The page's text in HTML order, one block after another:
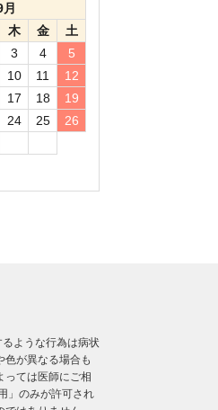
木 金
土
3 4
5
10 11
12
17 18
19
24 25
26
ような行為は病状
が異なる場合も
っては医師にご相
」のみが許可され